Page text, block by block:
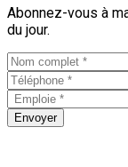
Abonnez-vous à
du jour.
Envoyer